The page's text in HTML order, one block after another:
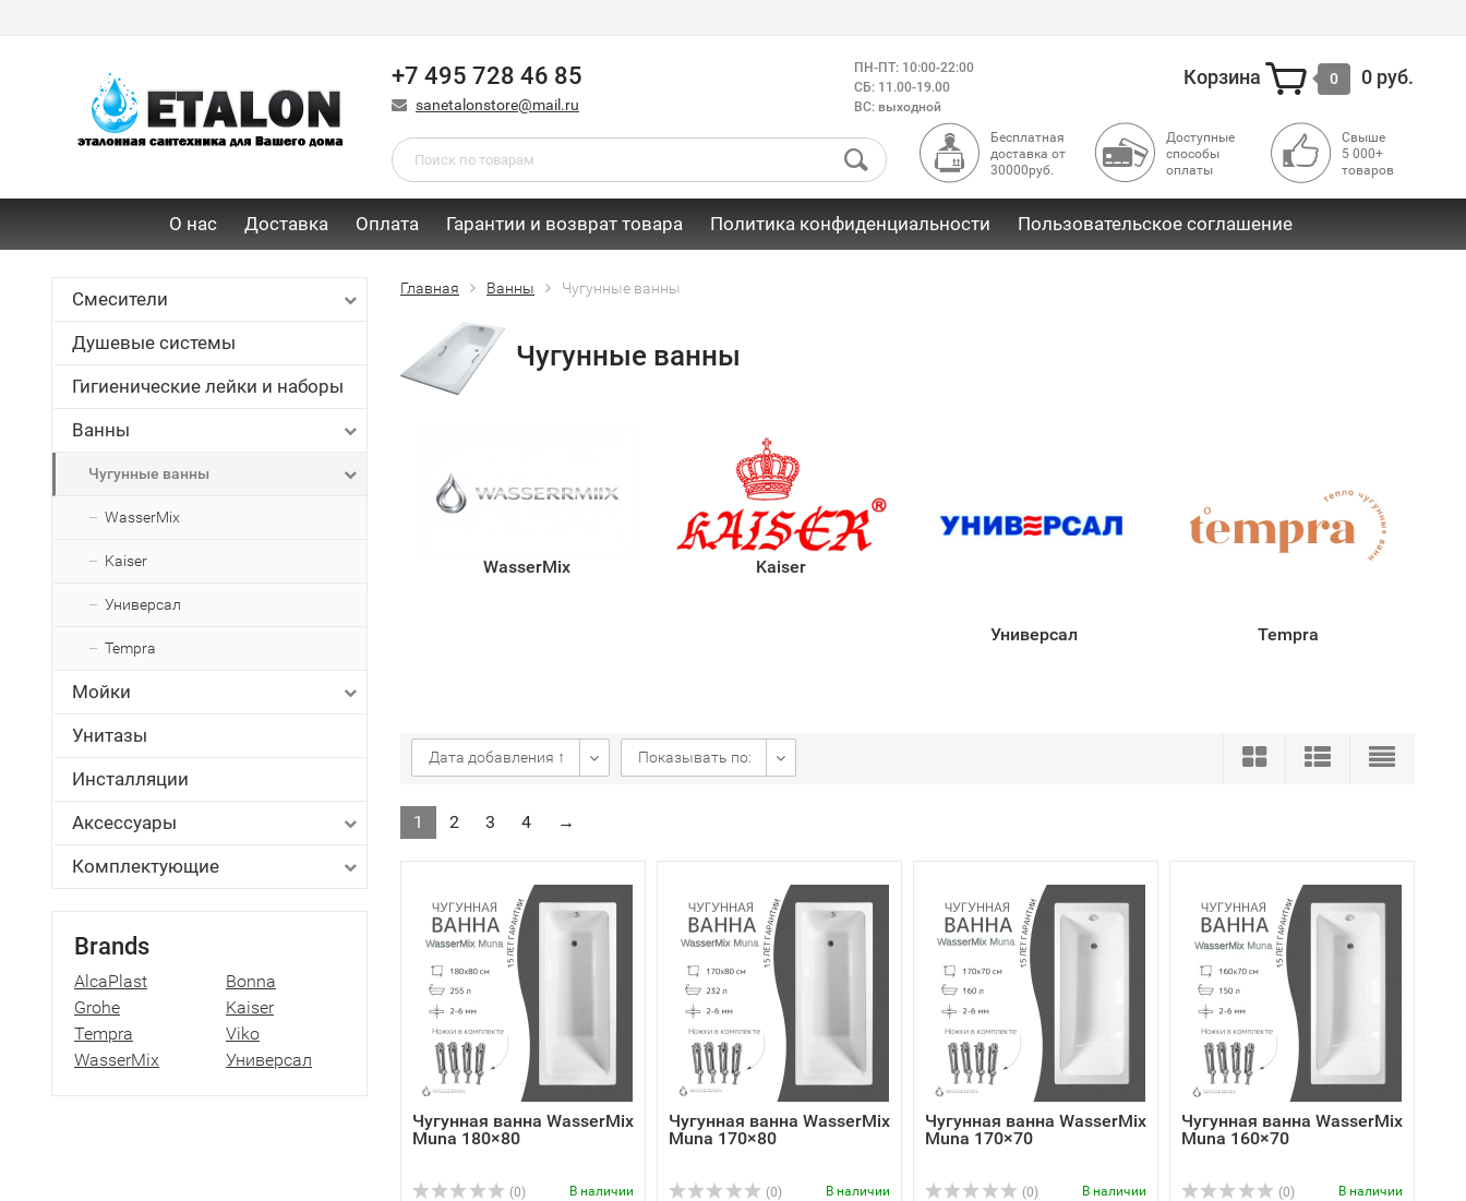
+7 495 728 46 85
ПН-ПТ: 10:00-22:00
СБ: 11.00-19.00
ВС: выходной
sanetalonstore@mail.ru
Корзина 0 0 руб.
Бесплатная
доставка от
30000руб.
Доступные
способы
оплаты
Свыше
5 000+
товаров
О нас Доставка Оплата Гарантии и возврат товара Политика конфиденциальности Пользовательское соглашение
Смесители
Душевые системы
Гигиенические лейки и наборы
Ванны
Чугунные ванны
WasserMix
Kaiser
Универсал
Tempra
Мойки
Унитазы
Инсталляции
Аксессуары
Комплектующие
Brands
AlcaPlast
Bonna
Grohe
Kaiser
Tempra
Viko
WasserMix
Универсал
Главная Ванны Чугунные ванны
Чугунные ванны
WasserMix Kaiser
Универсал Tempra
Дата добавления ↑ Показывать по:
1 2 3 4 →
Чугунная ванна WasserMix
Muna 180×80
(0) В наличии
Чугунная ванна WasserMix
Muna 170×80
(0) В наличии
Чугунная ванна WasserMix
Muna 170×70
(0) В наличии
Чугунная ванна WasserMix
Muna 160×70
(0) В наличии